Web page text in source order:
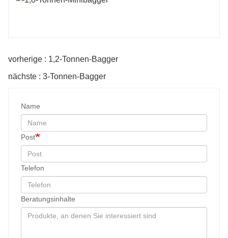
vorherige : 1,2-Tonnen-Bagger
nächste : 3-Tonnen-Bagger
Name
Post
Telefon
Beratungsinhalte